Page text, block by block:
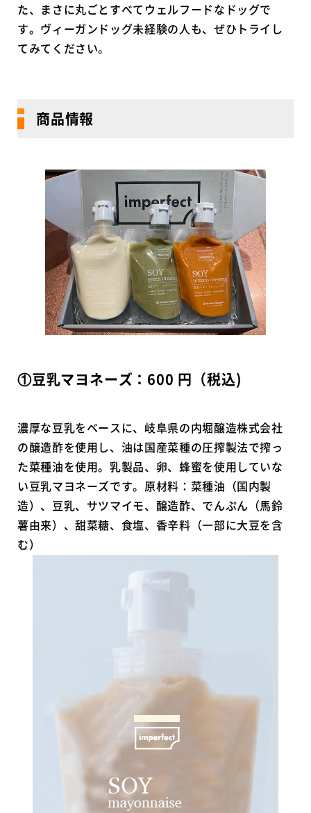
た、まさに丸ごとすべてウェルフードなドッグで
す。ヴィーガンドッグ未経験の人も、ぜひトライし
てみてください。
商品情報
①豆乳マヨネーズ：600 円（税込)
濃厚な豆乳をベースに、岐阜県の内堀醸造株式会社
の醸造酢を使用し、油は国産菜種の圧搾製法で搾っ
た菜種油を使用。乳製品、卵、蜂蜜を使用していな
い豆乳マヨネーズです。原材料：菜種油（国内製
造）、豆乳、サツマイモ、醸造酢、でんぷん（馬鈴
薯由来）、甜菜糖、食塩、香辛料（一部に大豆を含
む）